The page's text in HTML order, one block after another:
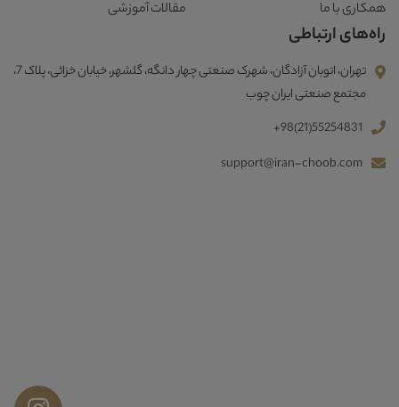
همکاری با ما
مقالات آموزشی
راه‌های ارتباطی
تهران، اتوبان آزادگان، شهرک صنعتی چهار دانگه، گلشهر، خیابان خزائی، پلاک 7،
مجتمع صنعتی ایران چوب
+98(21)55254831
support@iran-choob.com